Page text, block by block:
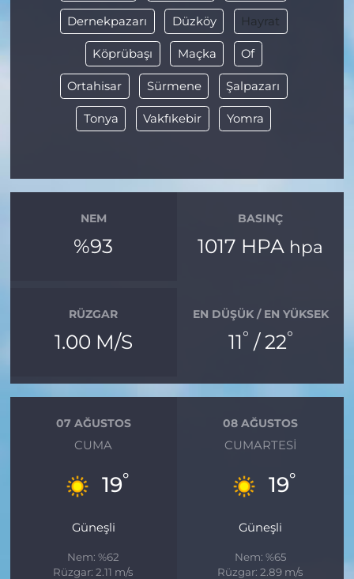
Dernekpazarı Düzköy Hayrat
Köprübaşı Maçka Of
Ortahisar Sürmene Şalpazarı
Tonya Vakfıkebir Yomra
NEM
%93
BASINÇ
1017 HPA hpa
RÜZGAR
1.00 M/S
EN DÜŞÜK / EN YÜKSEK
11° / 22°
07 AĞUSTOS
CUMA
19°
Güneşli
Nem: %62
Rüzgar: 2.11 m/s
08 AĞUSTOS
CUMARTESI
19°
Güneşli
Nem: %65
Rüzgar: 2.89 m/s